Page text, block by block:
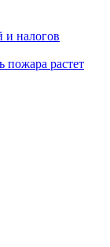
и налогов
пожара растет